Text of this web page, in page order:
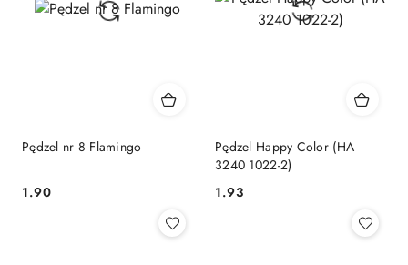
Pędzel nr 8 Flamingo
Cena:
1.90
Pędzel Happy Color (HA
3240 1022-2)
Cena:
1.93